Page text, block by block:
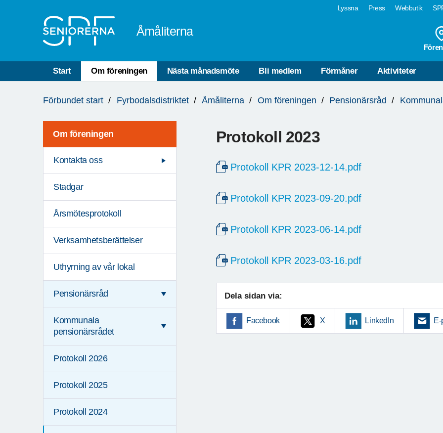
Lyssna Press Webbutik
Åmåliterna
Start Om föreningen Nästa månadsmöte Bli medlem Förmåner Aktiviteter
är
Förbundet start Fyrbodalsdistriktet Åmåliterna Om föreningen Pensionärsråd
Om föreningen
Kontakta oss
Stadgar
Årsmötesprotokoll
Verksamhetsberättelser
Uthyrning av vår lokal
Pensionärsråd
Kommunala
pensionärsrådet
Protokoll 2026
Protokoll 2025
Protokoll 2024
Protokoll 2023
Protokoll KPR 2023-12-14.pdf
Protokoll KPR 2023-09-20.pdf
Protokoll KPR 2023-06-14.pdf
Protokoll KPR 2023-03-16.pdf
Dela sidan via:
Facebook X LinkedIn